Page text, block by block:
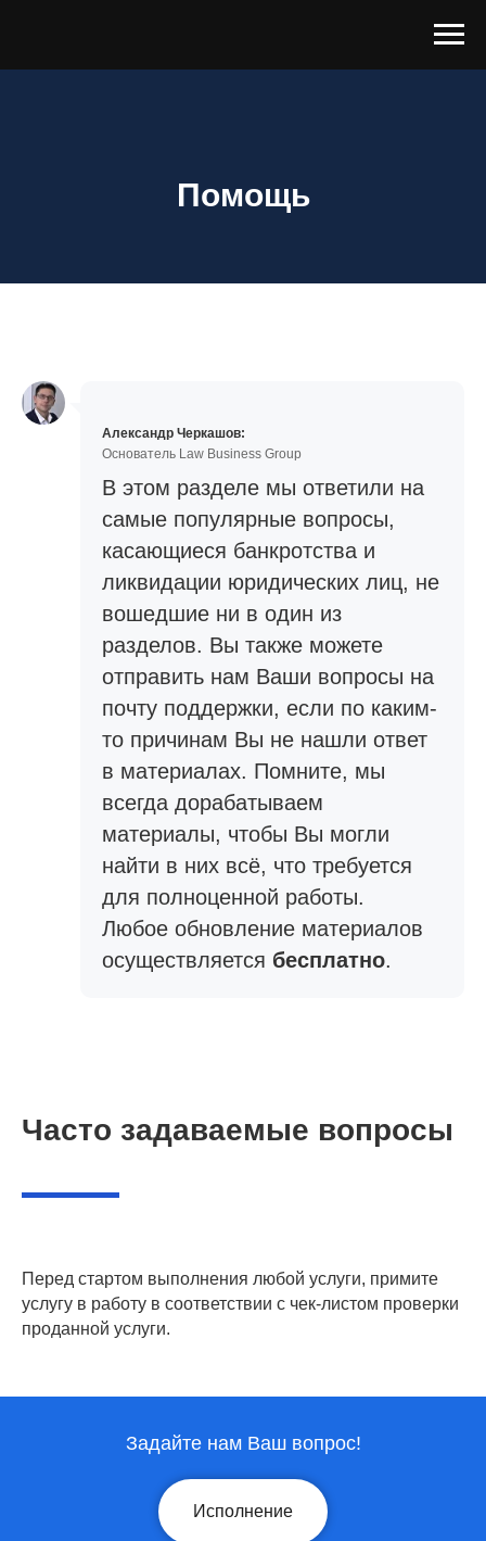
Помощь
Александр Черкашов:
Основатель Law Business Group
В этом разделе мы ответили на
самые популярные вопросы,
касающиеся банкротства и
ликвидации юридических лиц, не
вошедшие ни в один из
разделов. Вы также можете
отправить нам Ваши вопросы на
почту поддержки, если по каким-
то причинам Вы не нашли ответ
в материалах. Помните, мы
всегда дорабатываем
материалы, чтобы Вы могли
найти в них всё, что требуется
для полноценной работы.
Любое обновление материалов
осуществляется бесплатно.
Часто задаваемые вопросы
Перед стартом выполнения любой услуги, примите
услугу в работу в соответствии с чек-листом проверки
проданной услуги.
Задайте нам Ваш вопрос!
Исполнение